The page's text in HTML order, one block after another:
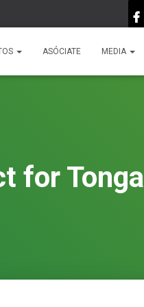
ASÓCIATE MEDIA
for Tonga